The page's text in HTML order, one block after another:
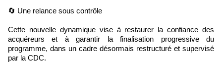
🔄 Une relance sous contrôle
Cette nouvelle dynamique vise à restaurer la confiance des
acquéreurs et à garantir la finalisation progressive du
programme, dans un cadre désormais restructuré et supervisé
par la CDC.